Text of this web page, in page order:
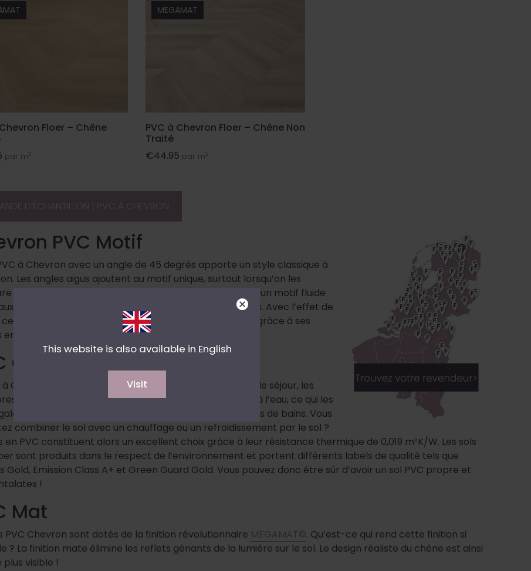
Floer – Chêne
par m2
MEGAMAT
PVC à Chevron Floer – Chêne Non
Traité
€44.95 par m2
D’ÉCHANTILLON | PVC À CHEVRON
PVC Motif
à Chevron avec un angle de 45 degrés apporte un style classique à
Les angles aigus ajoutent au motif unique, surtout lorsqu’on les
à un sol Chevron à 60 degrés. Le PVC à Chevron crée un motif fluide
lames coupées en diagonale à un angle de 45 degrés. Avec l’effet de
motif donne une impression de mouvement continu grâce à ses
en V continues et régulières.
Chevron
à Chevron moderne est idéal pour les salons, les salles de séjour, les
d’enfants, etc. Les sols en PVC sont 100 % résistants à l’eau, ce qui les
parfaitement adaptés aux cuisines et aux salles de bains. Vous
combiner le sol avec un chauffage ou un refroidissement par le sol ?
en PVC constituent alors un excellent choix grâce à leur résistance thermique de 0,019 m²K/W. Les sols
sont produits dans le respect de l’environnement et portent différents labels de qualité tels que
Gold, Emission Class A+ et Green Guard Gold. Vous pouvez donc être sûr d’avoir un sol PVC propre et
!
Mat
PVC Chevron sont dotés de la finition révolutionnaire MEGAMAT©. Qu’est-ce qui rend cette finition si
? La finition mate élimine les reflets gênants de la lumière sur le sol. Le design réaliste du chêne est ainsi
visible !
This website is also available in English
Visit